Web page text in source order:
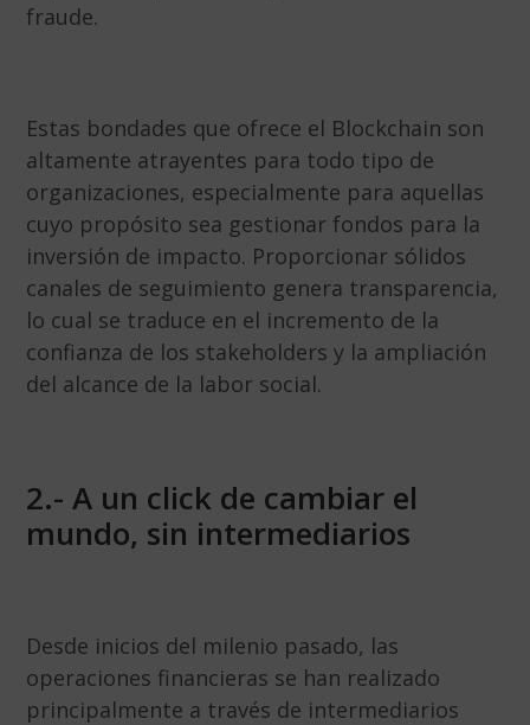
fraude.
Estas bondades que ofrece el Blockchain son
altamente atrayentes para todo tipo de
organizaciones, especialmente para aquellas
cuyo propósito sea gestionar fondos para la
inversión de impacto. Proporcionar sólidos
canales de seguimiento genera transparencia,
lo cual se traduce en el incremento de la
confianza de los stakeholders y la ampliación
del alcance de la labor social.
2.- A un click de cambiar el
mundo, sin intermediarios
Desde inicios del milenio pasado, las
operaciones financieras se han realizado
principalmente a través de intermediarios